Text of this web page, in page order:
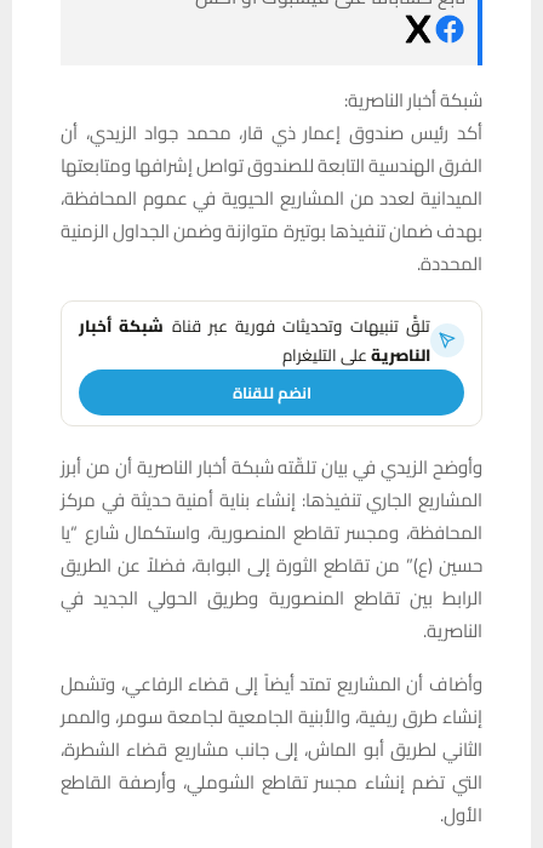
شبكة أخبار الناصرية:
أكد رئيس صندوق إعمار ذي قار، محمد جواد الزيدي، أن
الفرق الهندسية التابعة للصندوق تواصل إشرافها ومتابعتها
الميدانية لعدد من المشاريع الحيوية في عموم المحافظة،
بهدف ضمان تنفيذها بوتيرة متوازنة وضمن الجداول الزمنية
المحددة.
تلقَّ تنبيهات وتحديثات فورية عبر قناة شبكة أخبار
الناصريةعلى التليغرام
انضم للقناة
وأوضح الزيدي في بيان تلقّته شبكة أخبار الناصرية أن من أبرز
المشاريع الجاري تنفيذها: إنشاء بناية أمنية حديثة في مركز
المحافظة، ومجسر تقاطع المنصورية، واستكمال شارع “يا
حسين (ع)” من تقاطع الثورة إلى البوابة، فضلاً عن الطريق
الرابط بين تقاطع المنصورية وطريق الحولي الجديد في
الناصرية.
وأضاف أن المشاريع تمتد أيضاً إلى قضاء الرفاعي، وتشمل
إنشاء طرق ريفية، والأبنية الجامعية لجامعة سومر، والممر
الثاني لطريق أبو الماش، إلى جانب مشاريع قضاء الشطرة،
التي تضم إنشاء مجسر تقاطع الشوملي، وأرصفة القاطع
الأول.